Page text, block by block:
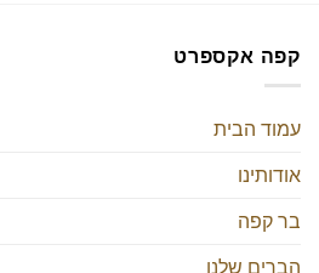
קפה אקספרט
עמוד הבית
אודותינו
בר קפה
הברים שלנו